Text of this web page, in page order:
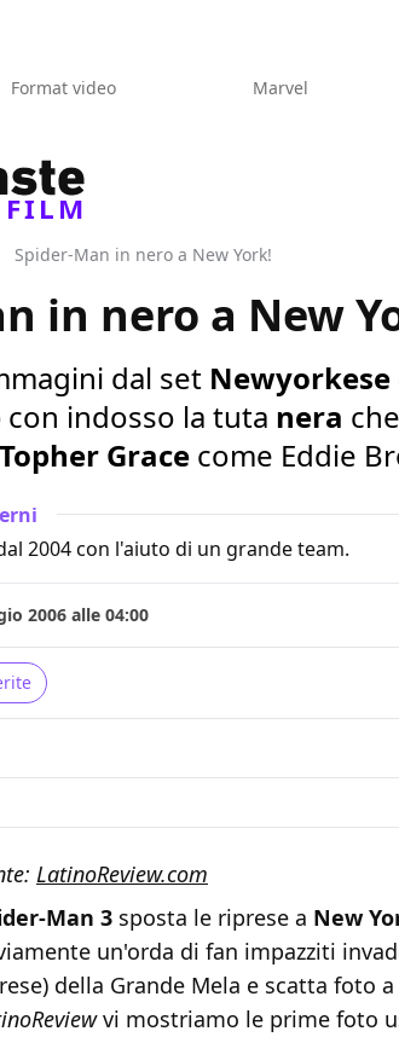
Format video Marvel
FILM
Spider-Man in nero a New York!
in nero a New
dal set Newyorkese
con indosso la tuta nera
Topher Grace come Eddie
2004 con l'aiuto di un grande team.
2006 alle 04:00
LatinoReview.com
Man 3 sposta le riprese a New
un'orda di fan impazziti
della Grande Mela e scatta foto
vi mostriamo le prime foto